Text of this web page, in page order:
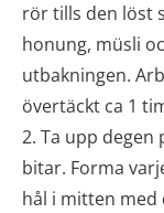
rör tills den löst
honung, müsli
utbakningen.
övertäckt ca 1
2. Ta upp degen
bitar. Forma
hål i mitten med